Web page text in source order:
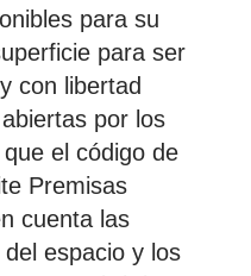
para su
para ser
con libertad
por los
el código de
Premisas
cuenta las
espacio y los